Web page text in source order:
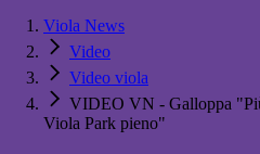
Viola News
Video
Video viola
VIDEO VN - Galloppa
Viola Park pieno"